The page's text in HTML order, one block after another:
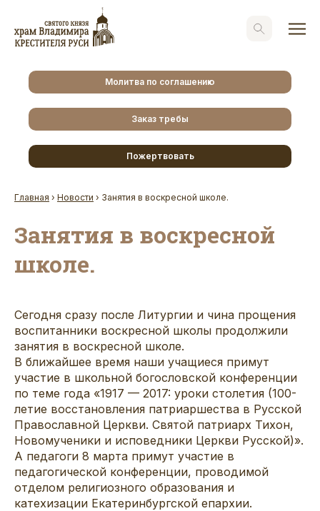
Молитва по соглашению
Заказ требы
Пожертвовать
Главная › Новости › Занятия в воскресной школе.
Занятия в воскресной
школе.
Сегодня сразу после Литургии и чина прощения
воспитанники воскресной школы продолжили
занятия в воскресной школе.
В ближайшее время наши учащиеся примут
участие в школьной богословской конференции
по теме года «1917 — 2017: уроки столетия (100-
летие восстановления патриаршества в Русской
Православной Церкви. Святой патриарх Тихон,
Новомученики и исповедники Церкви Русской)».
А педагоги 8 марта примут участие в
педагогической конференции, проводимой
отделом религиозного образования и
катехизации Екатеринбургской епархии.